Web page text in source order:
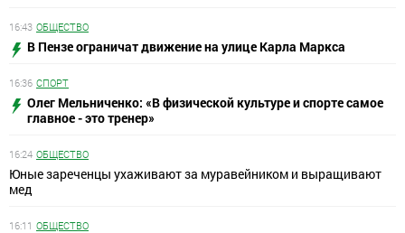
16:43 ОБЩЕСТВО
В Пензе ограничат движение на улице Карла Маркса
16:36 СПОРТ
Олег Мельниченко: «В физической культуре и спорте самое
главное - это тренер»
16:24 ОБЩЕСТВО
Юные зареченцы ухаживают за муравейником и выращивают
мед
16:11 ОБЩЕСТВО